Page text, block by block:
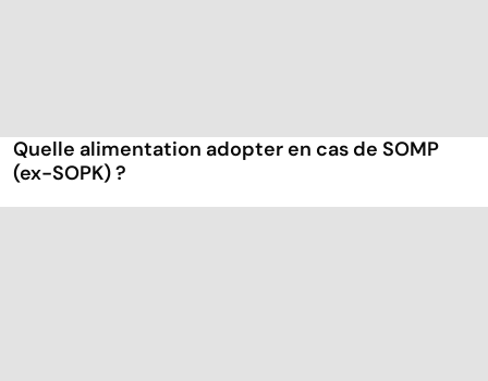
Quelle alimentation adopter en cas de SOMP
(ex-SOPK) ?